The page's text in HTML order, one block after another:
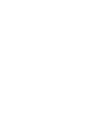
Femenina